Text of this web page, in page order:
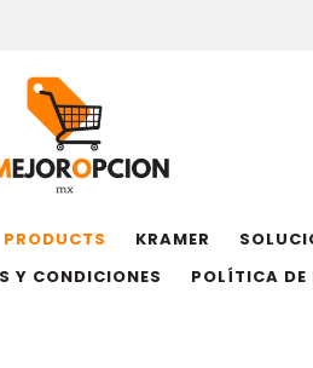
PRODUCTS KRAMER
Y CONDICIONES
POLÍTICA DE